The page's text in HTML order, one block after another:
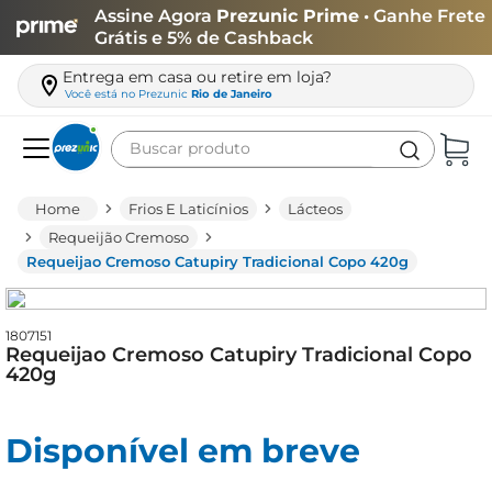
Assine Agora Prezunic Prime • Ganhe Frete
Grátis e 5% de Cashback
Entrega em casa ou retire em loja?
Você está no Prezunic Rio de Janeiro
Buscar produto
Frios E Laticínios
Lácteos
Requeijão Cremoso
Requeijao Cremoso Catupiry Tradicional Copo 420g
1807151
Requeijao Cremoso Catupiry Tradicional Copo
420g
Disponível em breve
leite
queijo
biscoito
arroz